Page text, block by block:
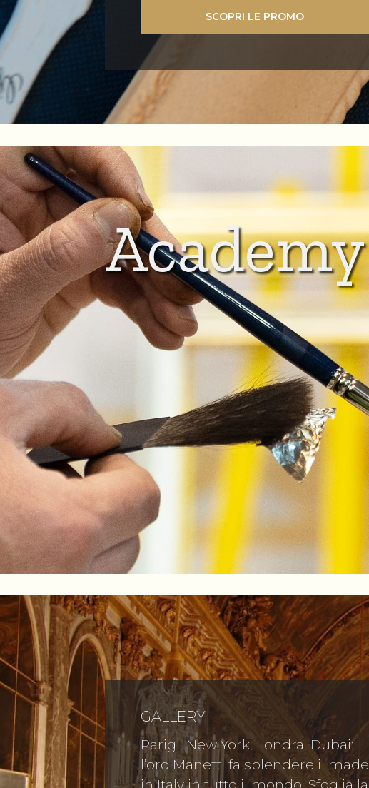
SCOPRI LE PROMO
Academy
GALLERY
Parigi, New York, Londra, Dubai:
l’oro Manetti fa splendere il made